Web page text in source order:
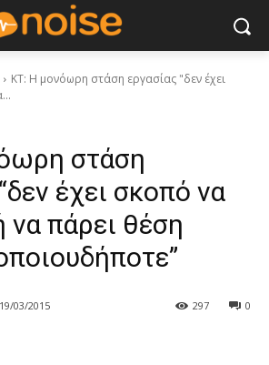
ΚΤ: Η μονόωρη στάση εργασίας "δεν έχει
στάση
έχει σκοπό να
να πάρει θέση
19/03/2015 0
297